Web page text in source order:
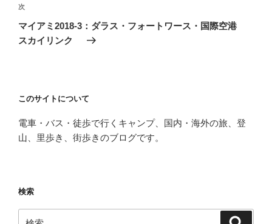
ゲ
ー
シ
次
の
投
次
マイアミ2018-3：ダラス・フォートワース・国際空港
スカイリンク
このサイトについて
電車・バス・徒歩で行くキャンプ、国内・海外の旅、登
山、里歩き、街歩きのブログです。
検索